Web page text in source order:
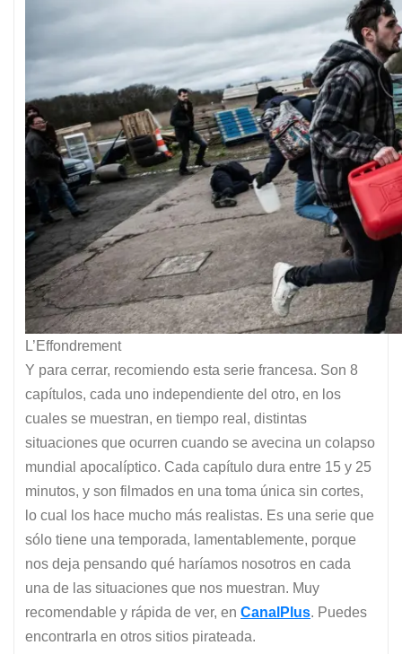
L’Effondrement
Y para cerrar, recomiendo esta serie francesa. Son 8
capítulos, cada uno independiente del otro, en los
cuales se muestran, en tiempo real, distintas
situaciones que ocurren cuando se avecina un colapso
mundial apocalíptico. Cada capítulo dura entre 15 y 25
minutos, y son filmados en una toma única sin cortes,
lo cual los hace mucho más realistas. Es una serie que
sólo tiene una temporada, lamentablemente, porque
nos deja pensando qué haríamos nosotros en cada
una de las situaciones que nos muestran. Muy
recomendable y rápida de ver, en CanalPlus. Puedes
encontrarla en otros sitios pirateada.